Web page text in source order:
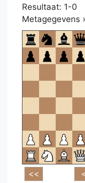
Resultaat: 1-0
Metagegevens